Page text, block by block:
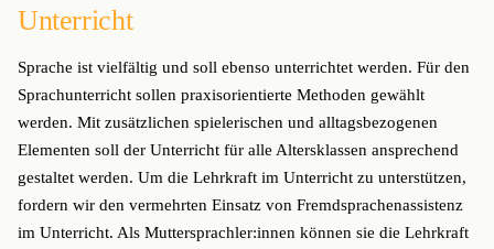
Unterricht
Sprache ist vielfältig und soll ebenso unterrichtet werden. Für den
Sprachunterricht sollen praxisorientierte Methoden gewählt
werden. Mit zusätzlichen spielerischen und alltagsbezogenen
Elementen soll der Unterricht für alle Altersklassen ansprechend
gestaltet werden. Um die Lehrkraft im Unterricht zu unterstützen,
fordern wir den vermehrten Einsatz von Fremdsprachenassistenz
im Unterricht. Als Muttersprachler:innen können sie die Lehrkraft